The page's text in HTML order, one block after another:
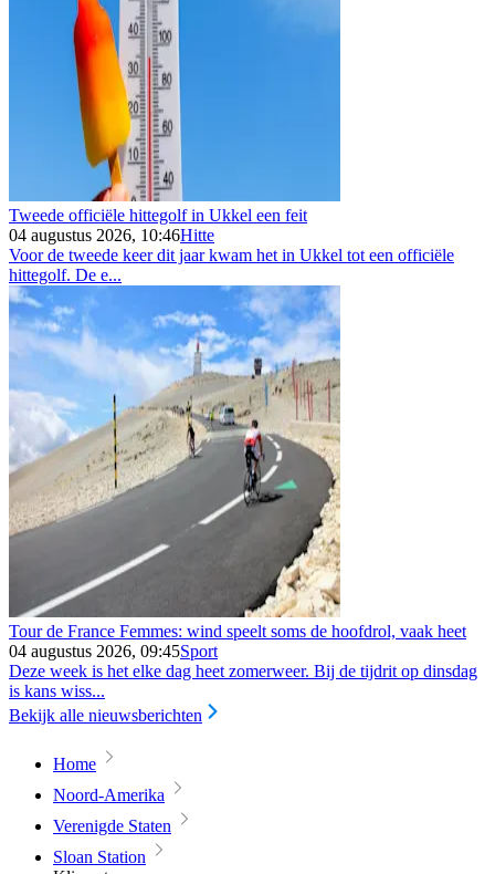
Tweede officiële hittegolf in Ukkel een feit
04 augustus 2026, 10:46Hitte
Voor de tweede keer dit jaar kwam het in Ukkel tot een officiële
hittegolf. De e...
Tour de France Femmes: wind speelt soms de hoofdrol, vaak heet
04 augustus 2026, 09:45Sport
Deze week is het elke dag heet zomerweer. Bij de tijdrit op dinsdag
is kans wiss...
Bekijk alle nieuwsberichten
Home
Noord-Amerika
Verenigde Staten
Sloan Station